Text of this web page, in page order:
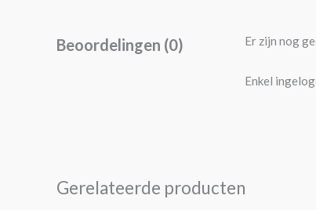
Beoordelingen (0) Er zijn nog
Enkel
Gerelateerde producten